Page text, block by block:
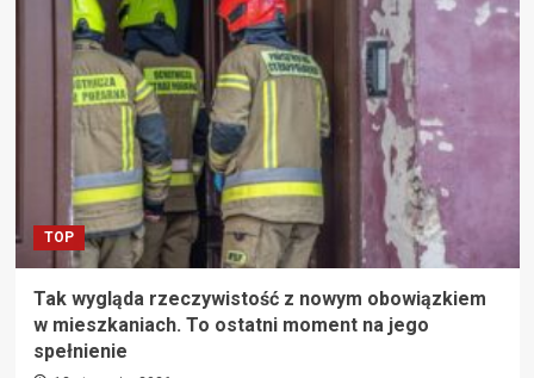
TOP
Tak wygląda rzeczywistość z nowym obowiązkiem
w mieszkaniach. To ostatni moment na jego
spełnienie